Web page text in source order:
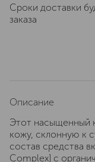
Сроки доставки
заказа
Описание
Этот насыщенный
кожу, склонную к
состав средства
Complex] с